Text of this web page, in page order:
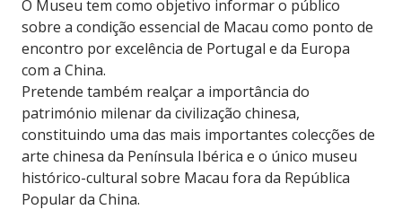
O Museu tem como objetivo informar o público
sobre a condição essencial de Macau como ponto de
encontro por excelência de Portugal e da Europa
com a China.
Pretende também realçar a importância do
património milenar da civilização chinesa,
constituindo uma das mais importantes colecções de
arte chinesa da Península Ibérica e o único museu
histórico-cultural sobre Macau fora da República
Popular da China.